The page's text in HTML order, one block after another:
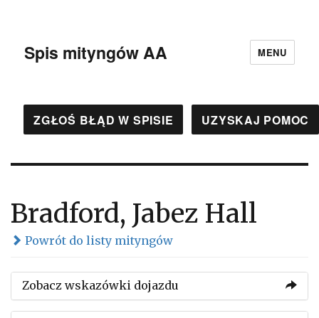
Spis mityngów AA MENU
ZGŁOŚ BŁĄD W SPISIE UZYSKAJ POMOC
Bradford, Jabez Hall
Powrót do listy mityngów
Zobacz wskazówki dojazdu